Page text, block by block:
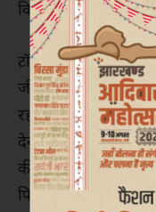
किया है।
टॉस के समय भारतीय
जीतते तो पहले
रहा है। स्पिनर्स को
देखना होगा कि यह
की तो हमने तेज
पिछले 5-6 दिनों से